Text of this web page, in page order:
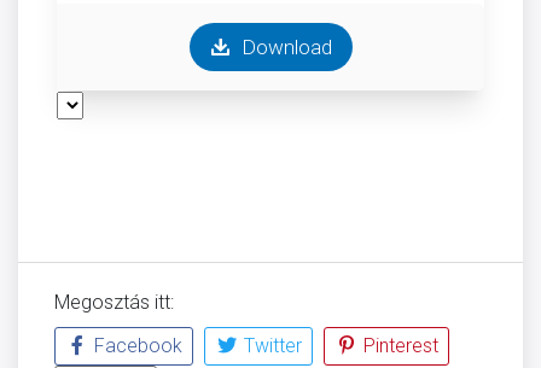
Download
Megosztás itt:
Facebook
Twitter
Pinterest